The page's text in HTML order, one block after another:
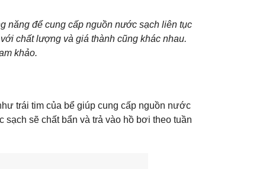
năng để cung cấp nguồn nước sạch liên tục
chất lượng và giá thành cũng khác nhau.
khảo.
trái tim của bể giúp cung cấp nguồn nước
sẽ chất bẩn và trả vào hồ bơi theo tuần